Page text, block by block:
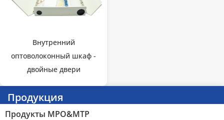
Продукция
Продукты MPO&MTP
Внутренний
оптоволоконный шкаф -
двойные двери